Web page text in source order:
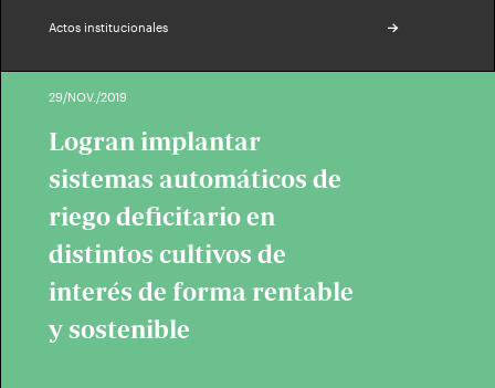
Actos institucionales
29/NOV./2019
Logran implantar
sistemas automáticos de
riego deficitario en
distintos cultivos de
interés de forma rentable
y sostenible